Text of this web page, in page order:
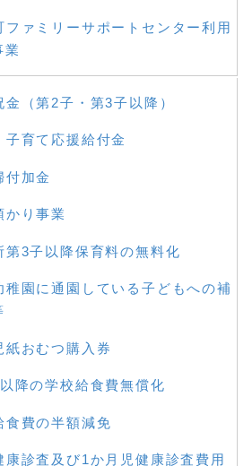
ファミリーサポートセンター利用
業
金（第2子・第3子以降）
子育て応援給付金
付加金
かり事業
第3子以降保育料の無料化
稚園に通園している子どもへの補
紙おむつ購入券
降の学校給食費無償化
食費の半額減免
康診査及び1か月児健康診査費用